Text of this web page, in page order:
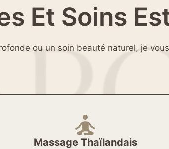
Et Soins
ou un soin beauté naturel, je
Massage Thaïlandais